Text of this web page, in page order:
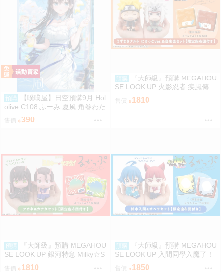
預購
【噗噗屋】日空預購9月 Hol
olive C108 ふーみ 夏風 角巻わた
角卷綿芽 watame
售價 390
預購
『大師級』預購 MEGAHOU
SE LOOK UP 火影忍者 疾風傳
漩渦鳴人＆自來也 套組 附特典
售價 1810
預購
『大師級』預購 MEGAHOU
SE LOOK UP 銀河特急 Milky☆S
ubway 朱音＆鐵多 套組 附特典
售價 1810
預購
『大師級』預購 MEGAHOU
SE LOOK UP 入間同學入魔了！
鈴木入間＆歐佩拉 套組 附特典
售價 1850